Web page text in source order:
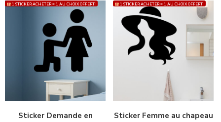
1 STICKER ACHETER = 1 AU CHOIX OFFERT !
Sticker Demande en
1 STICKER ACHETER = 1 AU CHOIX OFFERT !
Sticker Femme au chapeau